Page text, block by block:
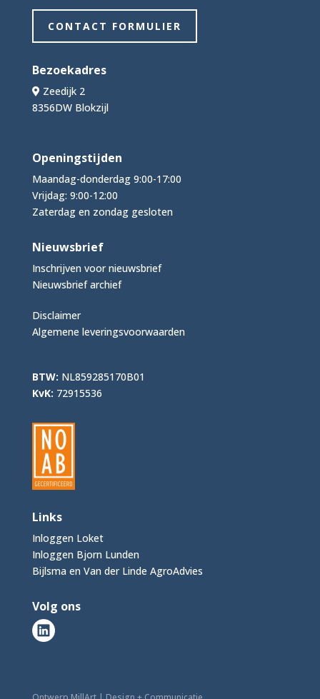
CONTACT FORMULIER
Bezoekadres
Zeedijk 2
8356DW Blokzijl
Openingstijden
Maandag-donderdag 9:00-17:00
Vrijdag: 9:00-12:00
Zaterdag en zondag gesloten
Nieuwsbrief
Inschrijven voor nieuwsbrief
Nieuwsbrief archief
Disclaimer
Algemene leveringsvoorwaarden
BTW: NL859285170B01
KvK: 72915536
Links
Inloggen Loket
Inloggen Bjorn Lunden
Bijlsma en Van der Linde AgroAdvies
Volg ons